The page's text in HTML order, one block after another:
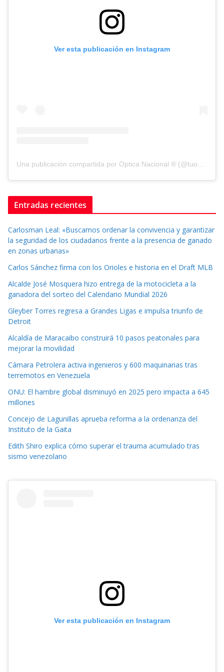
Ver esta publicación en Instagram
Una publicación compartida por Optica Nacional ® (@tuopticanacional)
Entradas recientes
Carlosman Leal: «Buscamos ordenar la convivencia y garantizar
la seguridad de los ciudadanos frente a la presencia de ganado
en zonas urbanas»
Carlos Sánchez firma con los Orioles e historia en el Draft MLB
Alcalde José Mosquera hizo entrega de la motocicleta a la
ganadora del sorteo del Calendario Mundial 2026
Gleyber Torres regresa a Grandes Ligas e impulsa triunfo de
Detroit
Alcaldía de Maracaibo construirá 10 pasos peatonales para
mejorar la movilidad
Cámara Petrolera activa ingenieros y 600 maquinarias tras
terremotos en Venezuela
ONU: El hambre global disminuyó en 2025 pero impacta a 645
millones
Concejo de Lagunillas aprueba reforma a la ordenanza del
Instituto de la Gaita
Edith Shiro explica cómo superar el trauma acumulado tras
sismo venezolano
Ver esta publicación en Instagram